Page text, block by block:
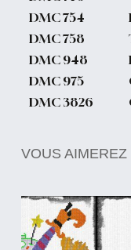
DMC754
DMC758
DMC 948
DMC 975
DMC 3826
VOUS